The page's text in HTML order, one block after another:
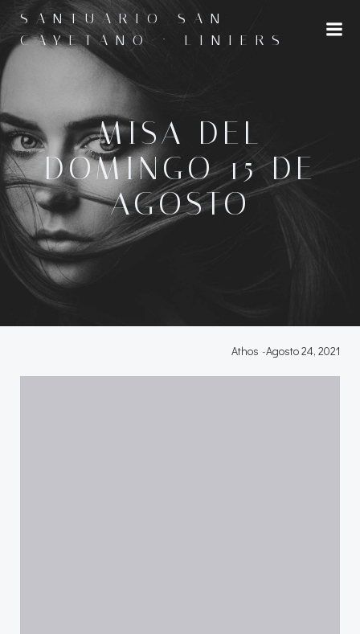
al
contenido
SANTUARIO SAN
CAYETANO · LINIERS
MISA DEL
DOMINGO 15 DE
AGOSTO
Athos -Agosto 24, 2021